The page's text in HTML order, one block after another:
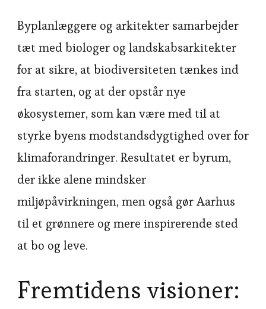
Byplanlæggere og arkitekter samarbejder
tæt med biologer og landskabsarkitekter
for at sikre, at biodiversiteten tænkes ind
fra starten, og at der opstår nye
økosystemer, som kan være med til at
styrke byens modstandsdygtighed over for
klimaforandringer. Resultatet er byrum,
der ikke alene mindsker
miljøpåvirkningen, men også gør Aarhus
til et grønnere og mere inspirerende sted
at bo og leve.
Fremtidens visioner: